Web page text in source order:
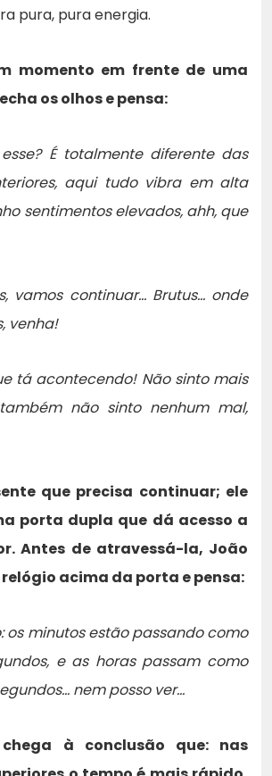
pura, pura energia.
momento em frente de uma
os olhos e pensa:
É totalmente diferente das
aqui tudo vibra em alta
sentimentos elevados, ahh, que
vamos continuar… Brutus… onde
venha!
tá acontecendo! Não sinto mais
não sinto nenhum mal,
que precisa continuar; ele
porta dupla que dá acesso a
Antes de atravessá-la, João
acima da porta e pensa:
os minutos estão passando como
e as horas passam como
nem posso ver…
à conclusão que: nas